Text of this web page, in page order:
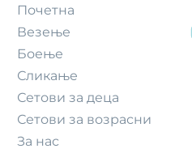
Почетнa
Везење
Боење
Сликање
Сетови за деца
Сетови за возрасни
За нас